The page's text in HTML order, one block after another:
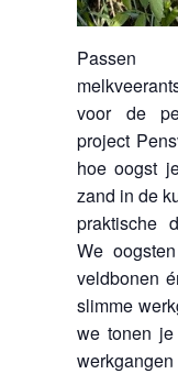
Passen
voor de
project
hoe oogst
zand in de
praktische
We
veldbonen
slimme
we tonen
werkgangen